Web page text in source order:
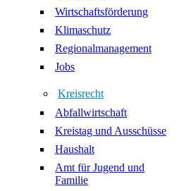
Wirtschaftsförderung
Klimaschutz
Regionalmanagement
Jobs
Kreisrecht
Abfallwirtschaft
Kreistag und Ausschüsse
Haushalt
Amt für Jugend und
Familie